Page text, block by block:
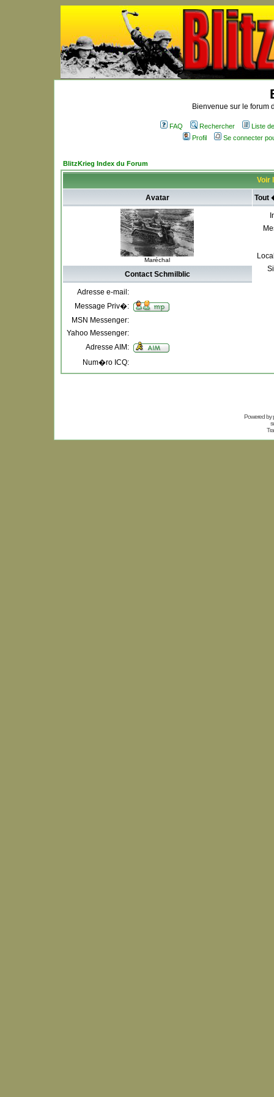
Bienvenue sur le forum
FAQ Rechercher
Liste
Profil
Se connecter
BlitzKrieg Index du Forum
Voir
Avatar Tout
Maréchal
Contact Schmilblic
Adresse e-mail:
Message Priv�:
MSN Messenger:
Yahoo Messenger:
Adresse AIM:
Num�ro ICQ:
Powered by